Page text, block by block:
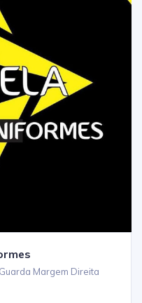
Margem Direita